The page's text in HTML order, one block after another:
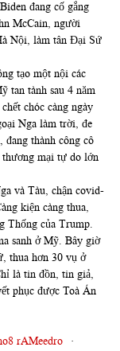
đang cố gắng
McCain, người
Nội, làm tân Đại Sứ
tạo một nội các
tan tành sau 4 năm
chóc càng ngày
Nga làm trời, đe
đang thành công cô
mại tự do lớn
và Tàu, chận covid-
kiện càng thua,
Thống của Trump.
sanh ở Mỹ. Bây giờ
thua hơn 30 vụ ở
là tin đồn, tin giả,
phục được Toà Án
rAMeedro
·